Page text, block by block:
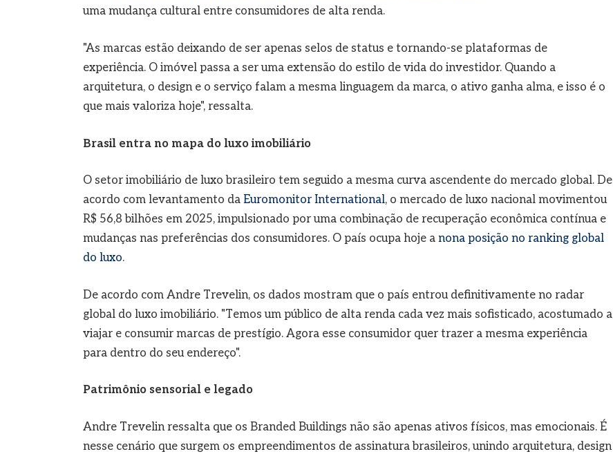
uma mudança cultural entre consumidores de alta renda.
"As marcas estão deixando de ser apenas selos de status e tornando-se plataformas de
experiência. O imóvel passa a ser uma extensão do estilo de vida do investidor. Quando a
arquitetura, o design e o serviço falam a mesma linguagem da marca, o ativo ganha alma, e isso é o
que mais valoriza hoje", ressalta.
Brasil entra no mapa do luxo imobiliário
O setor imobiliário de luxo brasileiro tem seguido a mesma curva ascendente do mercado global. De
acordo com levantamento daEuromonitor International, o mercado de luxo nacional movimentou
R$ 56,8 bilhões em 2025, impulsionado por uma combinação de recuperação econômica contínua e
mudanças nas preferências dos consumidores. O país ocupa hoje anona posição no ranking global
do luxo.
De acordo com Andre Trevelin, os dados mostram que o país entrou definitivamente no radar
global do luxo imobiliário. "Temos um público de alta renda cada vez mais sofisticado, acostumado a
viajar e consumir marcas de prestígio. Agora esse consumidor quer trazer a mesma experiência
para dentro do seu endereço".
Patrimônio sensorial e legado
Andre Trevelin ressalta que os Branded Buildings não são apenas ativos físicos, mas emocionais. É
nesse cenário que surgem os empreendimentos de assinatura brasileiros, unindo arquitetura, design